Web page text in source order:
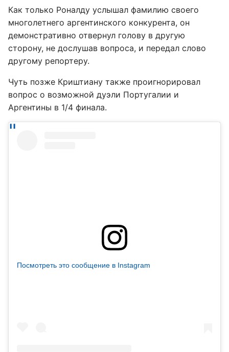
Как только Роналду услышал фамилию своего
многолетнего аргентинского конкурента, он
демонстративно отвернул голову в другую
сторону, не дослушав вопроса, и передал слово
другому репортеру.
Чуть позже Криштиану также проигнорировал
вопрос о возможной дуэли Португалии и
Аргентины в 1/4 финала.
Посмотреть это сообщение в Instagram